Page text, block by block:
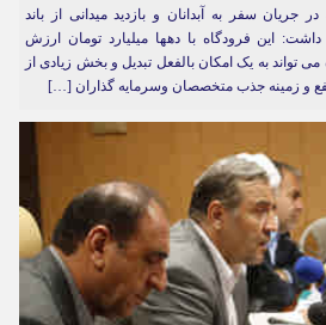
جریان سفر به آبدانان و بازدید میدانی از باند
این فرودگاه با دهها میلیارد تومان ارزش
تواند به یک امکان بالفعل تبدیل و بخش زیادی از
و زمینه جذب متخصصان وسرمایه گذاران […]